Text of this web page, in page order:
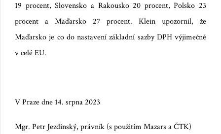
19 procent, Slovensko a Rakousko 20 procent, Polsko 23
procent a Maďarsko 27 procent. Klein upozornil, že
Maďarsko je co do nastavení základní sazby DPH výjimečné
v celé EU.
V Praze dne 14. srpna 2023
Mgr. Petr Jezdinský, právník (s použitím Mazars a ČTK)